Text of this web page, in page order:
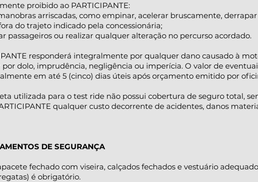
proibido ao PARTICIPANTE:
arriscadas, como empinar, acelerar bruscamente, derrapar
do trajeto indicado pela concessionária;
passageiros ou realizar qualquer alteração no percurso acordado.
responderá integralmente por qualquer dano causado à
por dolo, imprudência, negligência ou imperícia. O valor de
em até 5 (cinco) dias úteis após orçamento emitido por
utilizada para o test ride não possui cobertura de seguro total,
qualquer custo decorrente de acidentes, danos
DE SEGURANÇA
fechado com viseira, calçados fechados e vestuário
é obrigatório.